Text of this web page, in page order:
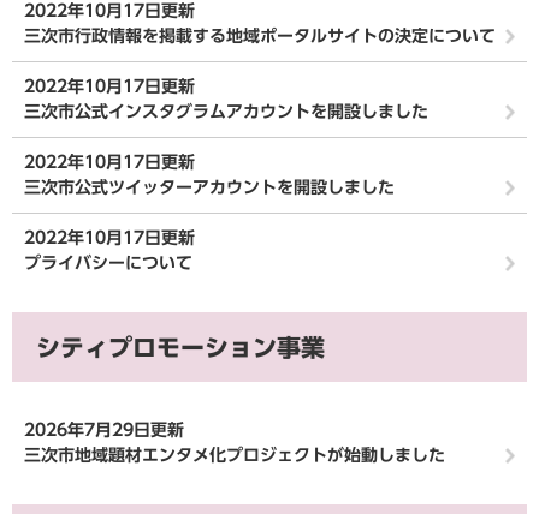
2022年10月17日更新
三次市行政情報を掲載する地域ポータルサイトの決定について
2022年10月17日更新
三次市公式インスタグラムアカウントを開設しました
2022年10月17日更新
三次市公式ツイッターアカウントを開設しました
2022年10月17日更新
プライバシーについて
シティプロモーション事業
2026年7月29日更新
三次市地域題材エンタメ化プロジェクトが始動しました